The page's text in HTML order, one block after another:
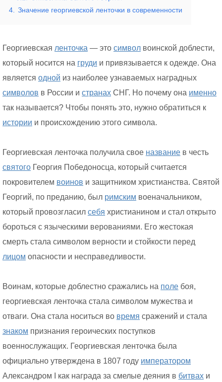
4.
Значение георгиевской ленточки в современности
Георгиевская ленточка — это символ воинской доблести,
который носится на груди и привязывается к одежде. Она
является одной из наиболее узнаваемых наградных
символов в России и странах СНГ. Но почему она именно
так называется? Чтобы понять это, нужно обратиться к
истории и происхождению этого символа.
Георгиевская ленточка получила свое название в честь
святого Георгия Победоносца, который считается
покровителем воинов и защитником христианства. Святой
Георгий, по преданию, был римским военачальником,
который провозгласил себя христианином и стал открыто
бороться с языческими верованиями. Его жестокая
смерть стала символом верности и стойкости перед
лицом опасности и несправедливости.
Воинам, которые доблестно сражались на поле боя,
георгиевская ленточка стала символом мужества и
отваги. Она стала носиться во время сражений и стала
знаком признания героических поступков
военнослужащих. Георгиевская ленточка была
официально утверждена в 1807 году императором
Александром I как награда за смелые деяния в битвах и